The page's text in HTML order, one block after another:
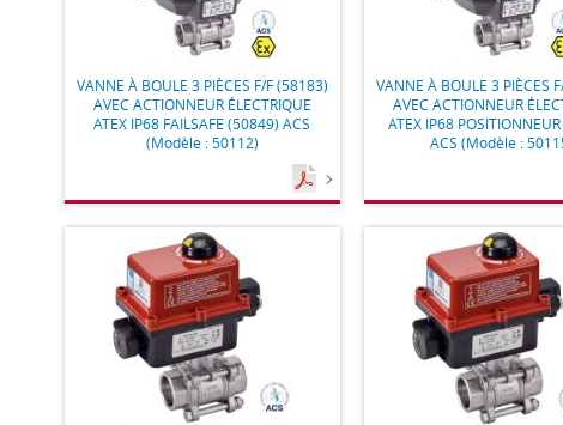
VANNE À BOULE 3 PIÈCES F/F (58183)
AVEC ACTIONNEUR ÉLECTRIQUE
ATEX IP68 FAILSAFE (50849) ACS
(Modèle : 50112)
VANNE À BOULE 3 PIÈCES
AVEC ACTIONNEUR
ATEX IP68
ACS (Modèle :